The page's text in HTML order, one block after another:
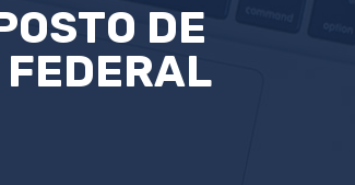
DE